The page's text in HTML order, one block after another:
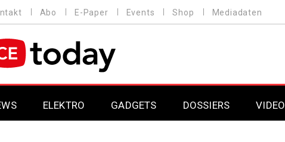
Abo E-Paper Events Shop Mediadaten
NAVIGATION
ELEKTRO GADGETS DOSSIERS VIDEO